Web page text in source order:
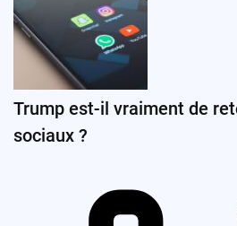
Trump est-il vraiment de
sociaux ?